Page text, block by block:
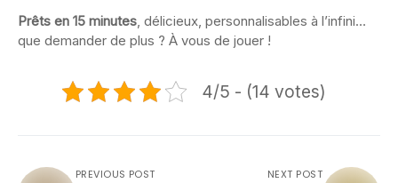
Prêts en 15 minutes , délicieux, personnalisables à l’infini…
que demander de plus ? À vous de jouer !
4/5 - (14 votes)
PREVIOUS POST NEXT POST